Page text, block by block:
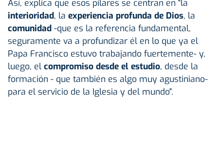
Así, explica que esos pilares se centran en "la
interioridad, la experiencia profunda de Dios, la
comunidad -que es la referencia fundamental,
seguramente va a profundizar él en lo que ya el
Papa Francisco estuvo trabajando fuertemente- y,
luego, el compromiso desde el estudio, desde la
formación - que también es algo muy agustiniano-
para el servicio de la Iglesia y del mundo".